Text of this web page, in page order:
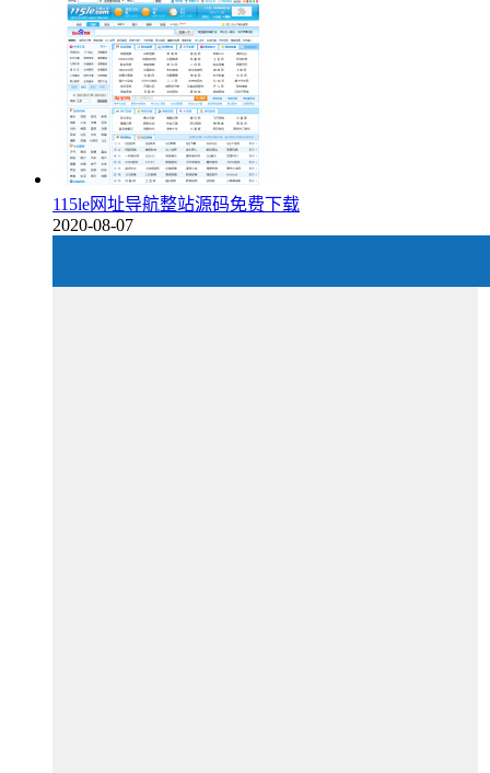
115le网址导航整站源码免费下载
2020-08-07